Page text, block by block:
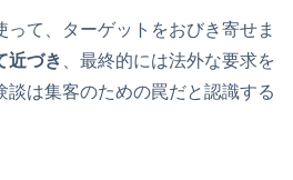
て、ターゲットをおびき寄せま
近づき 、最終的には法外な要求を
談は集客のための罠だと認識する